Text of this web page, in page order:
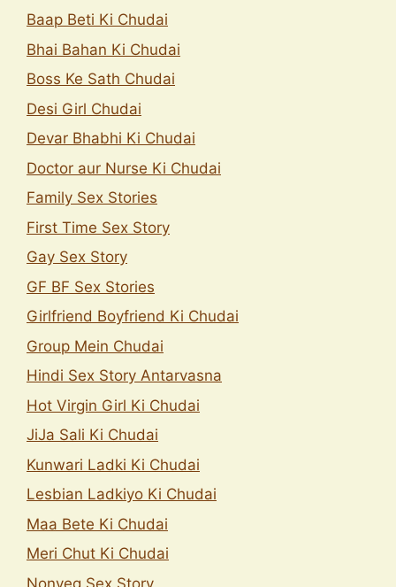
Baap Beti Ki Chudai
Bhai Bahan Ki Chudai
Boss Ke Sath Chudai
Desi Girl Chudai
Devar Bhabhi Ki Chudai
Doctor aur Nurse Ki Chudai
Family Sex Stories
First Time Sex Story
Gay Sex Story
GF BF Sex Stories
Girlfriend Boyfriend Ki Chudai
Group Mein Chudai
Hindi Sex Story Antarvasna
Hot Virgin Girl Ki Chudai
JiJa Sali Ki Chudai
Kunwari Ladki Ki Chudai
Lesbian Ladkiyo Ki Chudai
Maa Bete Ki Chudai
Meri Chut Ki Chudai
Nonveg Sex Story